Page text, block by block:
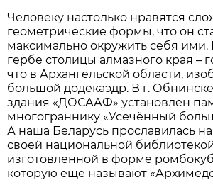
Человеку настолько нравятся
геометрические формы, что он
максимально окружить себя ими.
гербе столицы алмазного края –
что в Архангельской области,
большой додекаэдр. В г.
здания «ДОСААФ» установлен
многограннику «Усечённый
А наша Беларусь прославилась
своей национальной
изготовленной в форме
которую еще называют